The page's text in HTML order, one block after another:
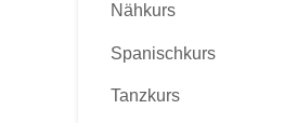
Nähkurs
Spanischkurs
Tanzkurs